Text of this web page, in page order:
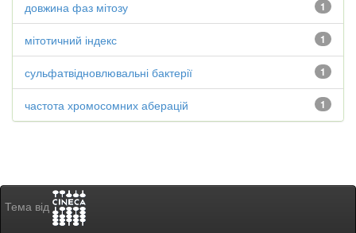
1
довжина фаз мітозу
1
мітотичний індекс
1
сульфатвідновлювальні бактерії
1
частота хромосомних аберацій
Тема від